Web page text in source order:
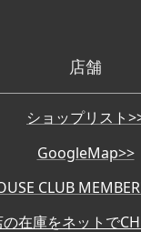
店舗
ショップリスト
GoogleMap>>
CLUB
在庫をネットで